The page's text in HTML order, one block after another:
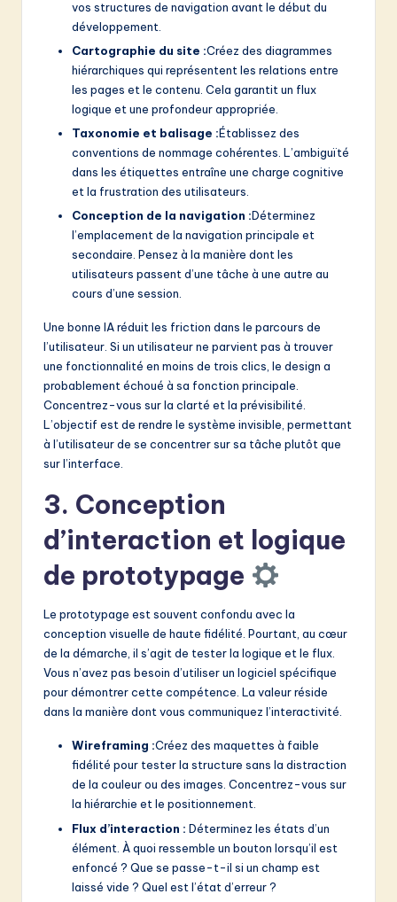
vos structures de navigation avant le début du
développement.
Cartographie du site :Créez des diagrammes
hiérarchiques qui représentent les relations entre
les pages et le contenu. Cela garantit un flux
logique et une profondeur appropriée.
Taxonomie et balisage :Établissez des
conventions de nommage cohérentes. L’ambiguïté
dans les étiquettes entraîne une charge cognitive
et la frustration des utilisateurs.
Conception de la navigation :Déterminez
l’emplacement de la navigation principale et
secondaire. Pensez à la manière dont les
utilisateurs passent d’une tâche à une autre au
cours d’une session.
Une bonne IA réduit les friction dans le parcours de
l’utilisateur. Si un utilisateur ne parvient pas à trouver
une fonctionnalité en moins de trois clics, le design a
probablement échoué à sa fonction principale.
Concentrez-vous sur la clarté et la prévisibilité.
L’objectif est de rendre le système invisible, permettant
à l’utilisateur de se concentrer sur sa tâche plutôt que
sur l’interface.
3. Conception
d’interaction et logique
de prototypage
Le prototypage est souvent confondu avec la
conception visuelle de haute fidélité. Pourtant, au cœur
de la démarche, il s’agit de tester la logique et le flux.
Vous n’avez pas besoin d’utiliser un logiciel spécifique
pour démontrer cette compétence. La valeur réside
dans la manière dont vous communiquez l’interactivité.
Wireframing :Créez des maquettes à faible
fidélité pour tester la structure sans la distraction
de la couleur ou des images. Concentrez-vous sur
la hiérarchie et le positionnement.
Flux d’interaction : Déterminez les états d’un
élément. À quoi ressemble un bouton lorsqu’il est
enfoncé ? Que se passe-t-il si un champ est
laissé vide ? Quel est l’état d’erreur ?